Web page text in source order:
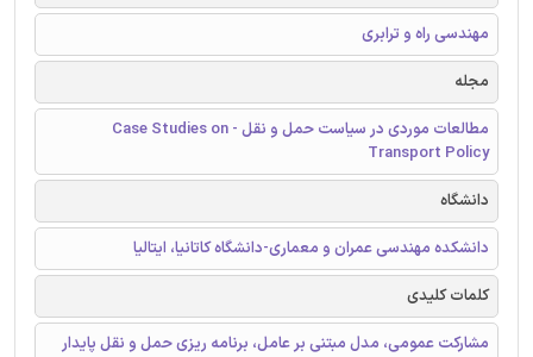
مهندسی راه و ترابری
مجله
مطالعات موردی در سیاست حمل و نقل - Case Studies on
Transport Policy
دانشگاه
دانشکده مهندسی عمران و معماری-دانشگاه کاتانیا، ایتالیا
کلمات کلیدی
مشارکت عمومی، مدل مبتنی بر عامل، برنامه ریزی حمل و نقل پایدار